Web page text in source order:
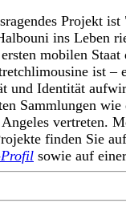
Projekt
ins Leben
mobilen Staat
ist –
und Identität
Sammlungen
vertreten.
finden Sie
sowie auf einer